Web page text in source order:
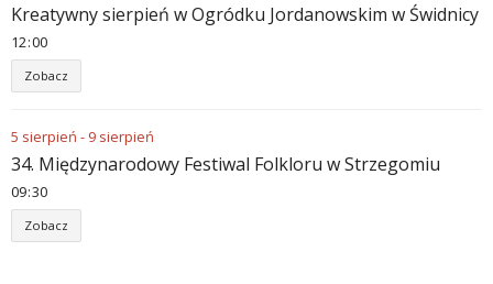
Kreatywny sierpień w Ogródku Jordanowskim w Świdnicy
12 00
Zobacz
5 sierpień - 9 sierpień
34. Międzynarodowy Festiwal Folkloru w Strzegomiu
09 30
Zobacz